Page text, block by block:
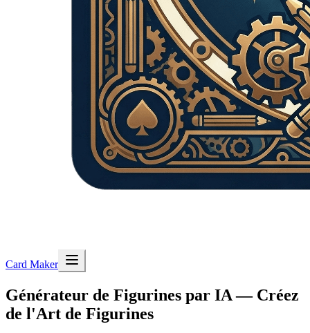
Card Maker
Générateur de Figurines par IA — Créez
de l'Art de Figurines